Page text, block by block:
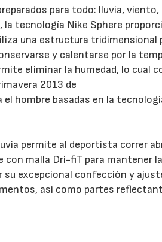
para todo: lluvia, viento,
tecnología Nike Sphere
una estructura tridimensional
y calentarse por la
eliminar la humedad, lo cual
2013 de
hombre basadas en la
permite al deportista correr
con malla Dri-fiT para mantener
excepcional confección y
así como partes